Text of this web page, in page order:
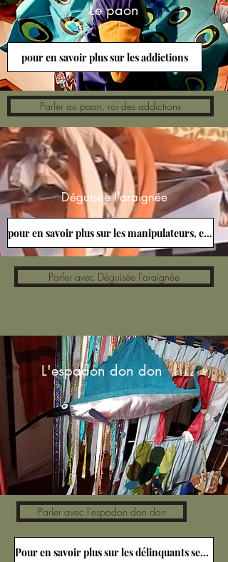
Le paon
pour en savoir plus sur les addictions
Parler au paon, roi des addictions
Déguisée l’araignée
pour en savoir plus sur les manipulateurs, et les pervers narcissiques
Parler avec Déguisée l'araignée
L'espadon don don
Parler avec l'espadon don don
Pour en savoir plus sur les délinquants sexuels